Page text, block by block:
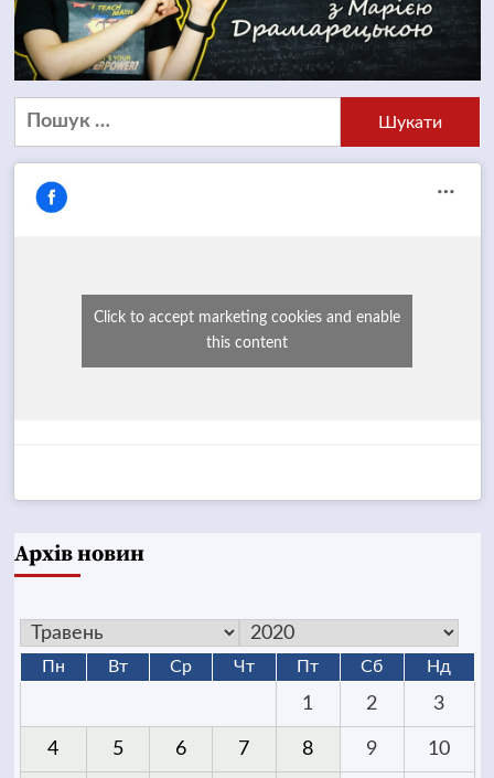
Пошук:
Click to accept marketing cookies and enable
this content
Архів новин
Пн Вт Ср Чт Пт Сб Нд
1 2 3
4 5 6 7 8 9 10